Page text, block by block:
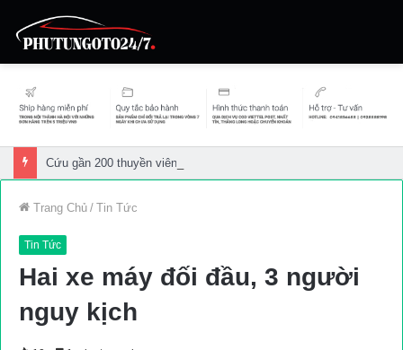
Cứu gần 200 thuyền viên gặp sự cố trên biển
Trang Chủ / Tin Tức
Tin Tức
Hai xe máy đối đầu, 3 người
nguy kịch